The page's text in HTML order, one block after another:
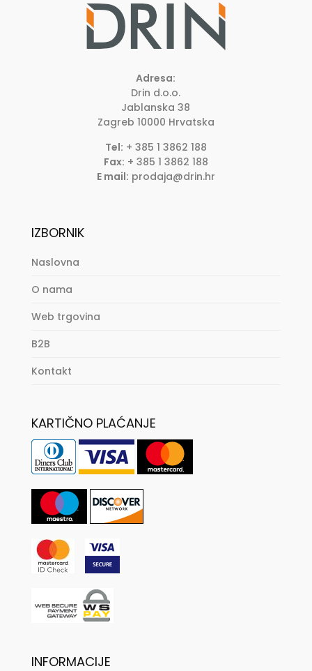
Adresa:
Drin d.o.o.
Jablanska 38
Zagreb 10000 Hrvatska
Tel: + 385 1 3862 188
Fax: + 385 1 3862 188
E mail: prodaja@drin.hr
IZBORNIK
Naslovna
O nama
Web trgovina
B2B
Kontakt
KARTIČNO PLAĆANJE
INFORMACIJE